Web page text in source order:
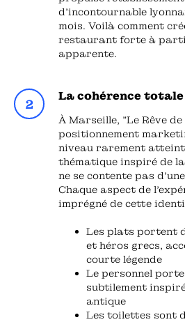
d'incontournable
mois. Voilà comment
restaurant forte à
apparente.
La cohérence totale
À Marseille, "Le Rêve
positionnement
niveau rarement
thématique inspiré de
ne se contente pas
Chaque aspect de
imprégné de cette
Les plats portent
et héros grecs,
courte légende
Le personnel
subtilement
antique
Les toilettes sont